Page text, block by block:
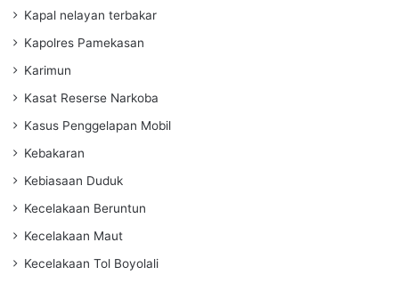
Kapal nelayan terbakar
Kapolres Pamekasan
Karimun
Kasat Reserse Narkoba
Kasus Penggelapan Mobil
Kebakaran
Kebiasaan Duduk
Kecelakaan Beruntun
Kecelakaan Maut
Kecelakaan Tol Boyolali